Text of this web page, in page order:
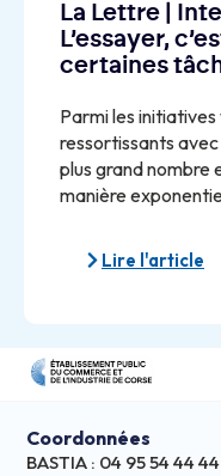
La Lettre |
L’essayer,
certaines
Parmi les
ressortissants
plus grand nombre
manière
Lire l'article
Coordonnées
BASTIA : 04 95 54 44 44